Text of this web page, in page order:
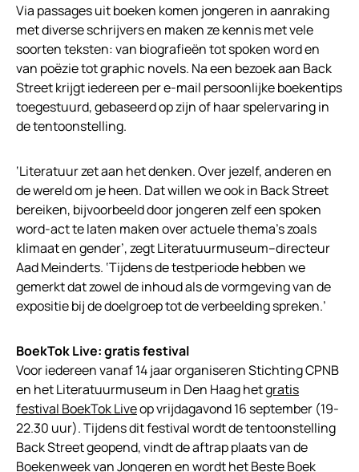
Via passages uit boeken komen jongeren in aanraking
met diverse schrijvers en maken ze kennis met vele
soorten teksten: van biografieën tot spoken word en
van poëzie tot graphic novels. Na een bezoek aan Back
Street krijgt iedereen per e-mail persoonlijke boekentips
toegestuurd, gebaseerd op zijn of haar spelervaring in
de tentoonstelling.
‘Literatuur zet aan het denken. Over jezelf, anderen en
de wereld om je heen. Dat willen we ook in Back Street
bereiken, bijvoorbeeld door jongeren zelf een spoken
word-act te laten maken over actuele thema’s zoals
klimaat en gender’, zegt Literatuurmuseum–directeur
Aad Meinderts. ‘Tijdens de testperiode hebben we
gemerkt dat zowel de inhoud als de vormgeving van de
expositie bij de doelgroep tot de verbeelding spreken.’
BoekTok Live: gratis festival
Voor iedereen vanaf 14 jaar organiseren Stichting CPNB
en het Literatuurmuseum in Den Haag hetgratis
festival BoekTok Liveop vrijdagavond 16 september (19-
22.30 uur). Tijdens dit festival wordt de tentoonstelling
Back Street geopend, vindt de aftrap plaats van de
Boekenweek van Jongeren en wordt het Beste Boek